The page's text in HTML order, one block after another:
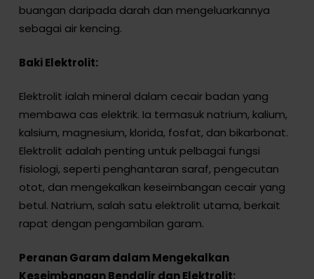
buangan daripada darah dan mengeluarkannya
sebagai air kencing.
Baki Elektrolit:
Elektrolit ialah mineral dalam cecair badan yang
membawa cas elektrik. Ia termasuk natrium, kalium,
kalsium, magnesium, klorida, fosfat, dan bikarbonat.
Elektrolit adalah penting untuk pelbagai fungsi
fisiologi, seperti penghantaran saraf, pengecutan
otot, dan mengekalkan keseimbangan cecair yang
betul. Natrium, salah satu elektrolit utama, berkait
rapat dengan pengambilan garam.
Peranan Garam dalam Mengekalkan
Keseimbangan Bendalir dan Elektrolit: